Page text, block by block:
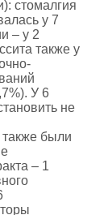
стомалгия
у 7
– у 2
также у
У 6
не
были
– 1